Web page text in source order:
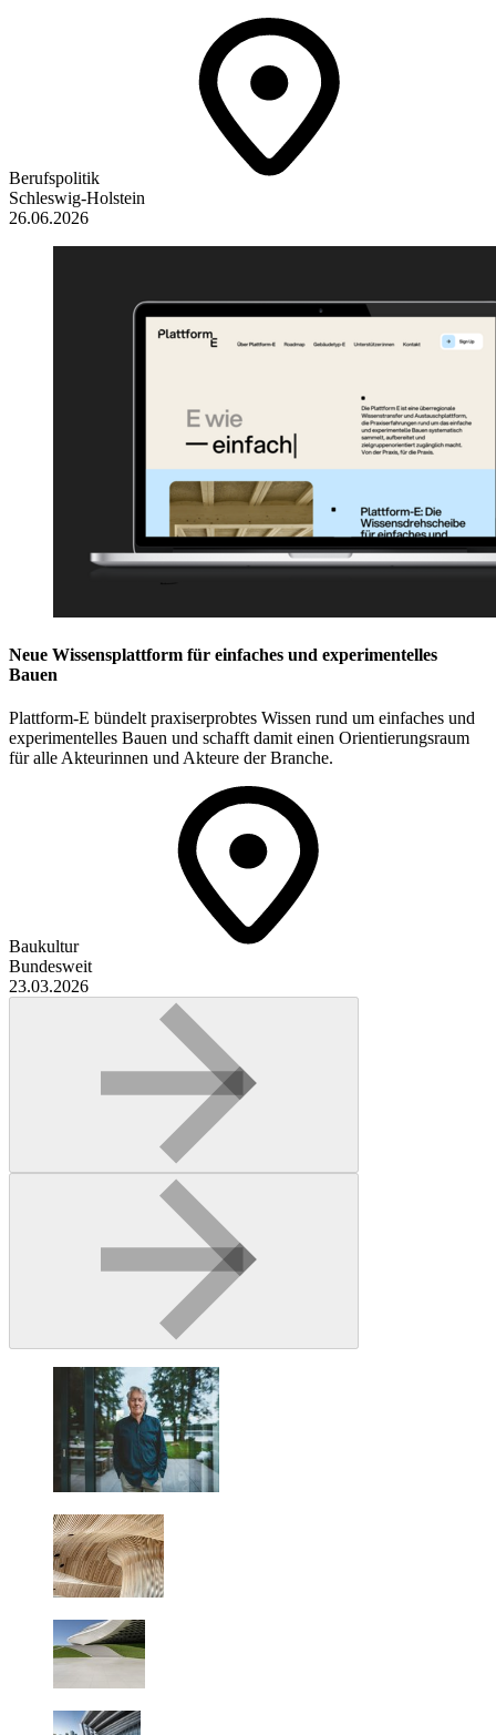
Berufspolitik
Schleswig-Holstein
26.06.2026
Neue Wissensplattform für einfaches und experimentelles
Bauen
Plattform-E bündelt praxiserprobtes Wissen rund um einfaches und
experimentelles Bauen und schafft damit einen Orientierungsraum
für alle Akteurinnen und Akteure der Branche.
Baukultur
Bundesweit
23.03.2026